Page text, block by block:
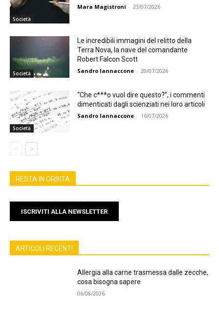
Società
Mara Magistroni - 23/07/2026
Società
Le incredibili immagini del relitto della
Terra Nova, la nave del comandante
Robert Falcon Scott
Sandro Iannaccone - 20/07/2026
Società
“Che c***o vuol dire questo?”, i commenti
dimenticati dagli scienziati nei loro articoli
Sandro Iannaccone - 16/07/2026
RESTA IN ORBITA
ISCRIVITI ALLA NEWSLETTER
ARTICOLI RECENTI
Allergia alla carne trasmessa dalle zecche,
cosa bisogna sapere
06/08/2026